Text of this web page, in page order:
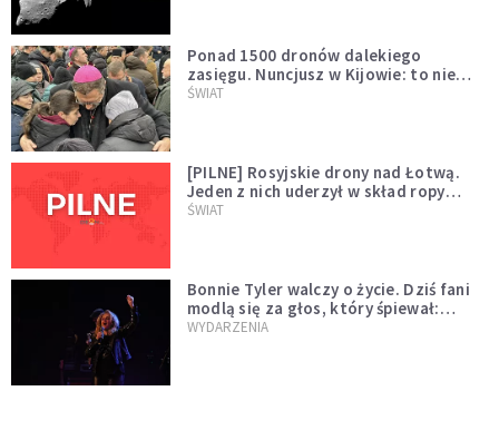
Ponad 1500 dronów dalekiego
zasięgu. Nuncjusz w Kijowie: to nie
wygląda na wolę zakończenia wojny
ŚWIAT
[PILNE] Rosyjskie drony nad Łotwą.
Jeden z nich uderzył w skład ropy
naftowej
ŚWIAT
Bonnie Tyler walczy o życie. Dziś fani
modlą się za głos, który śpiewał:
"Lord, help me"
WYDARZENIA